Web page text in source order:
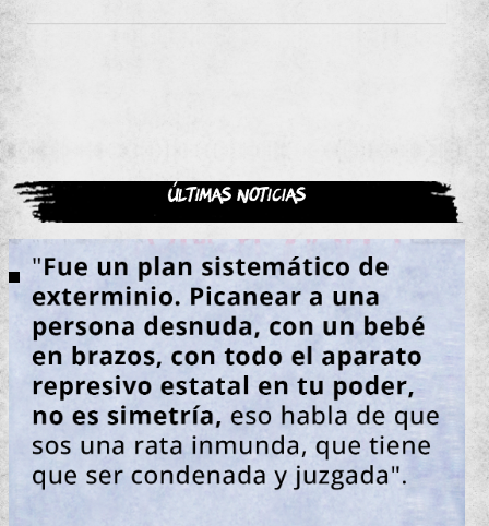
Últimas noticias